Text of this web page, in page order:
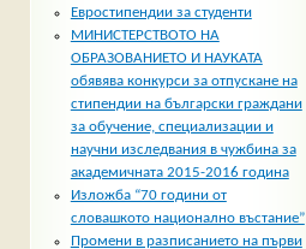
Евростипендии за студенти
МИНИСТЕРСТВОТО НА
ОБРАЗОВАНИЕТО И НАУКАТА
обявява конкурси за отпускане на
стипендии на български граждани
за обучение, специализации и
научни изследвания в чужбина за
академичната 2015-2016 година
Изложба “70 години от
словашкото национално въстание”
Промени в разписанието на първи